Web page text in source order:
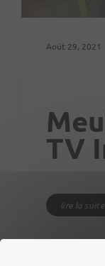
Août 29, 2021
TV
lire la